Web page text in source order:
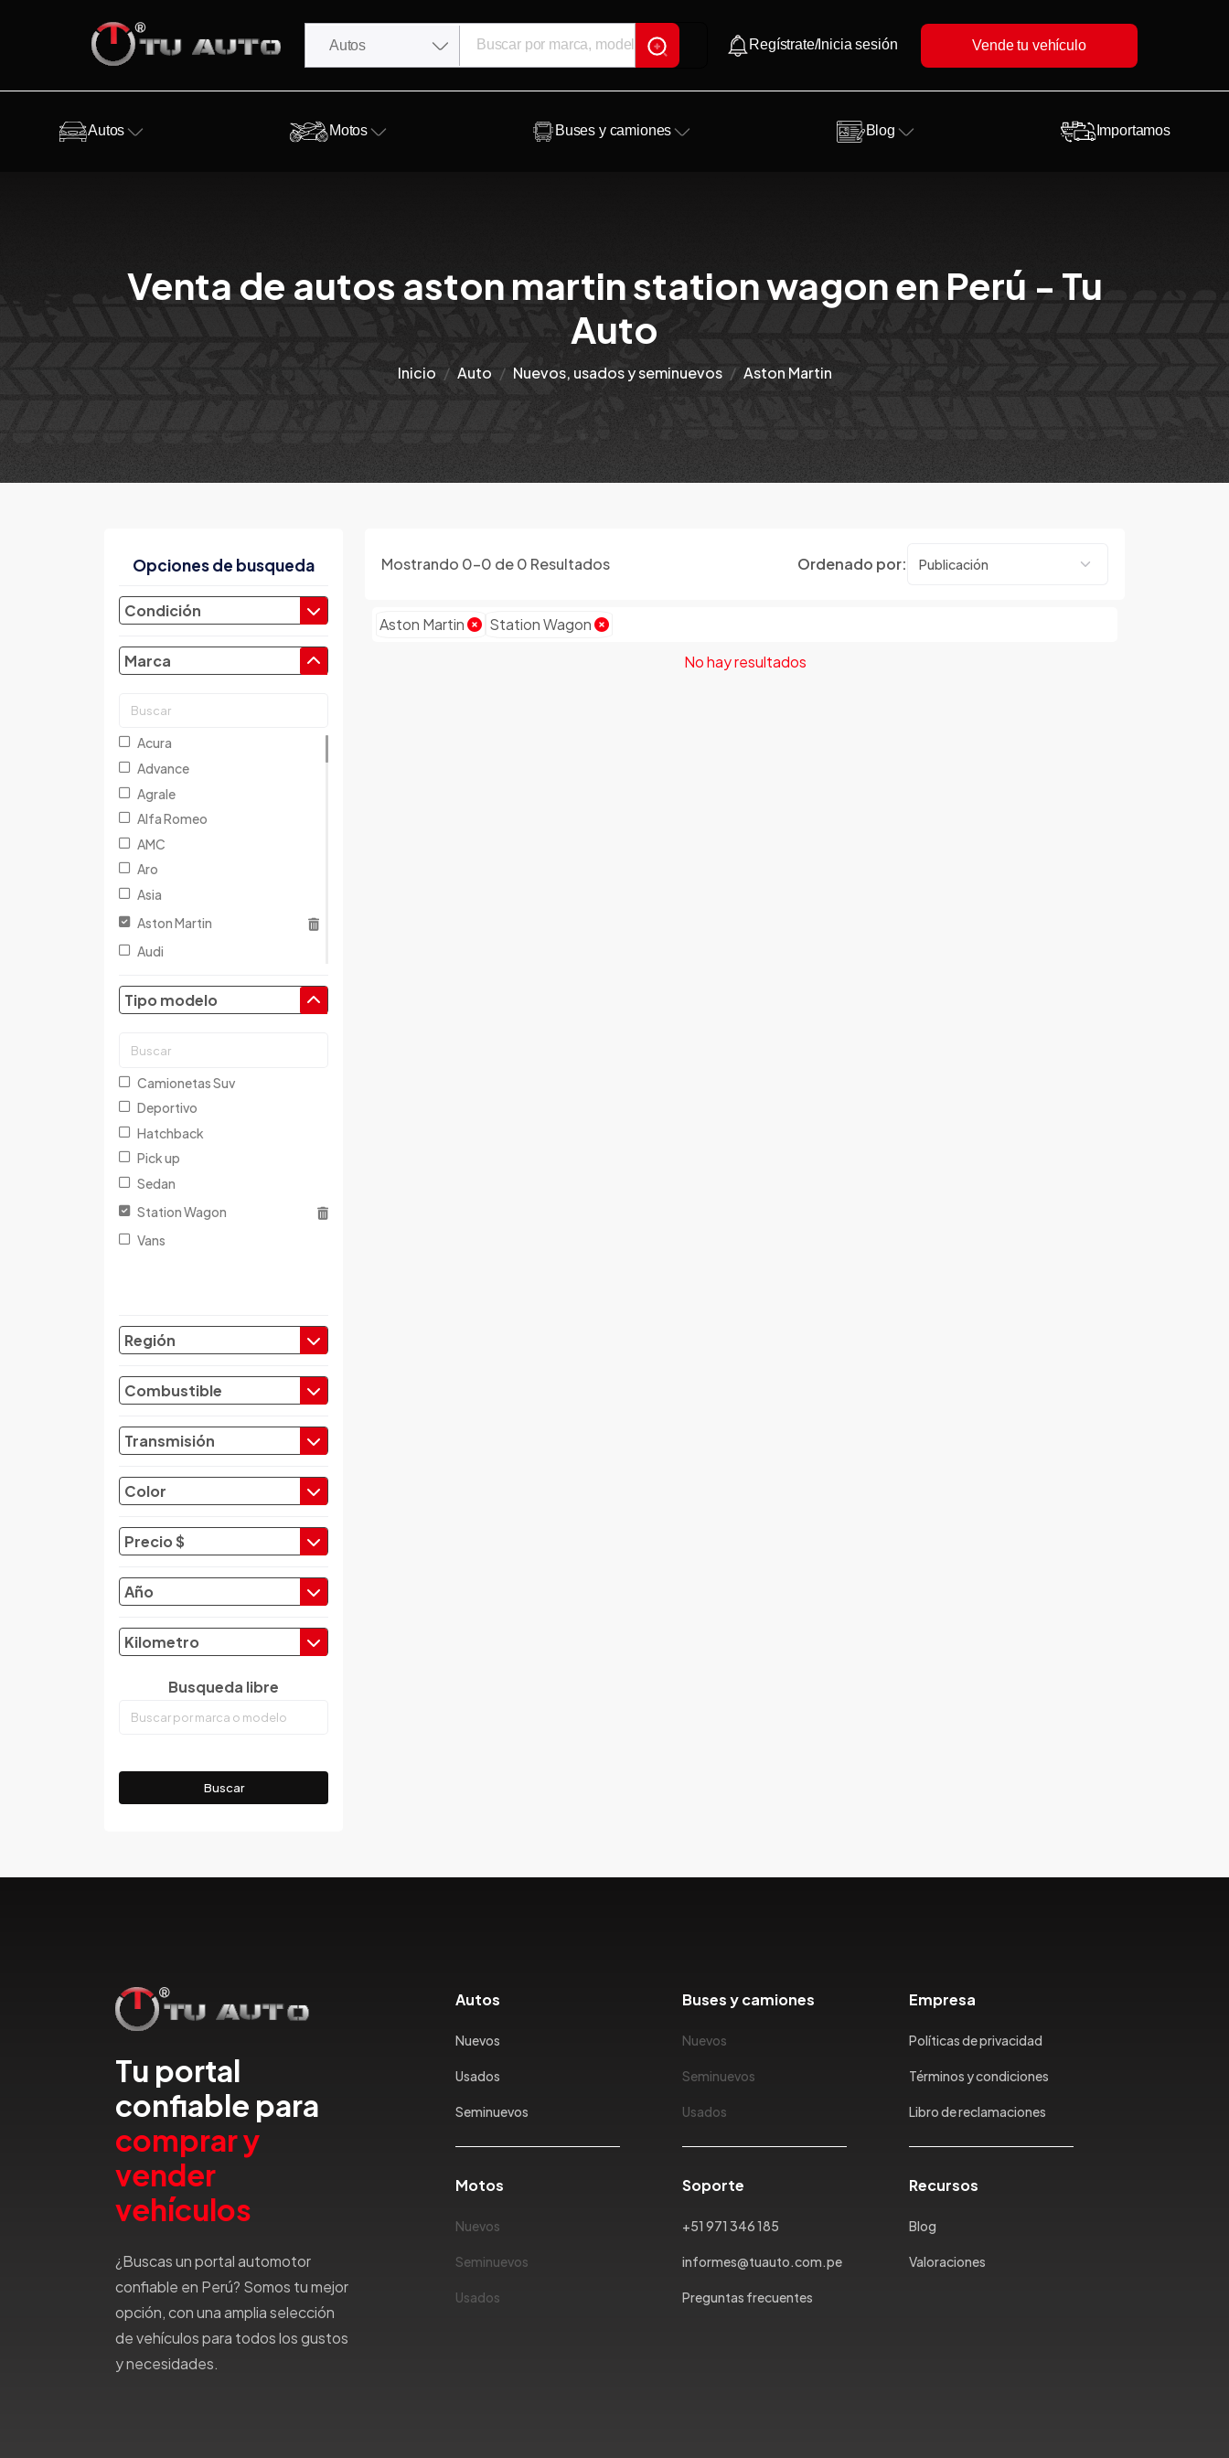
Regístrate/Inicia sesión Vende tu vehículo
Autos Motos Buses y camiones Blog Importamos
Venta de autos aston martin station wagon en Perú - Tu
Auto
Inicio Auto Nuevos, usados y seminuevos Aston Martin
Opciones de busqueda
Condición
Marca
Acura
Advance
Agrale
Alfa Romeo
AMC
Aro
Asia
Aston Martin
Audi
Baic
Bentley
BMW
Brilliance
Buick
Byd
Cadillac
Chevrolet
Chrysler
Citroen
Cupra
Dacia
Daewoo
Daf
Daihatsu
Datsun
Dayun
Derbi
Dfsk
Dmc
Dodge
Dongfeng
Ford
Great Wall
Hafei
Haima
Hillman
Honda
Hummer
Hyundai
IncaPower
Infiniti
Jac
Jaecco
Jaguar
Jeep
Jetour
Tipo modelo
Camionetas Suv
Deportivo
Hatchback
Pick up
Sedan
Station Wagon
Vans
Región
Combustible
Transmisión
Color
Precio $
Año
Kilometro
Busqueda libre
Buscar
Mostrando 0-0 de0 Resultados Ordenado por:
Aston Martin
Station Wagon
No hay resultados
Tu portal
confiable para
comprar y
vender
vehículos
¿Buscas un portal automotor
confiable en Perú? Somos tu mejor
opción, con una amplia selección
de vehículos para todos los gustos
y necesidades.
Autos
Nuevos
Usados
Seminuevos
Buses y camiones
Nuevos
Seminuevos
Usados
Empresa
Políticas de privacidad
Términos y condiciones
Libro de reclamaciones
Motos
Nuevos
Seminuevos
Usados
Soporte
+51 971 346 185
informes@tuauto.com.pe
Preguntas frecuentes
Recursos
Blog
Valoraciones